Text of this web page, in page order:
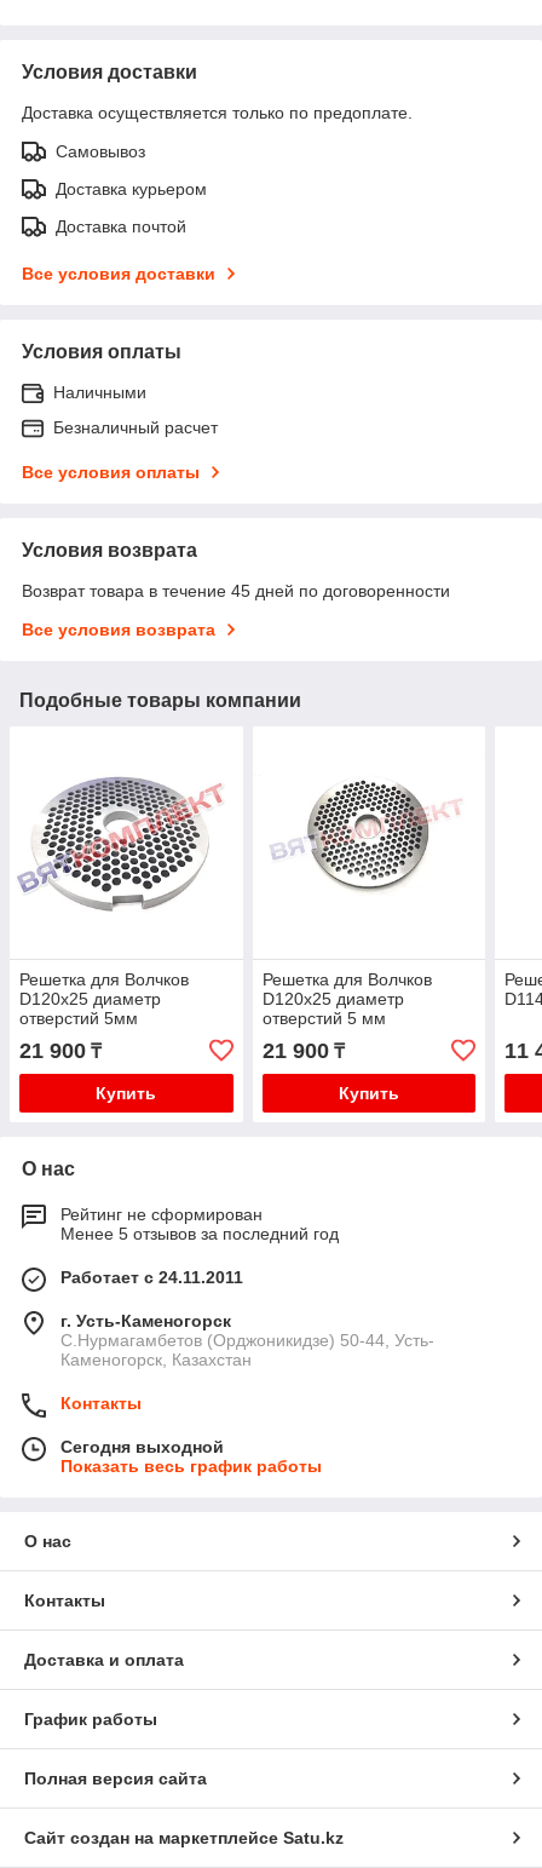
Условия доставки
Доставка осуществляется только по предоплате.
Самовывоз
Доставка курьером
Доставка почтой
Все условия доставки
Условия оплаты
Наличными
Безналичный расчет
Все условия оплаты
Условия возврата
Возврат товара в течение 45 дней по договоренности
Все условия возврата
Подобные товары компании
Решетка для Волчков
D120x25 диаметр
отверстий 5мм
21 900 ₸
Купить
Решетка для Волчков
D120х25 диаметр
отверстий 5 мм
21 900₸
Купить
11
О нас
Рейтинг не сформирован
Менее 5 отзывов за последний год
Работает с 24.11.2011
г. Усть-Каменогорск
С.Нурмагамбетов (Орджоникидзе) 50-44, Усть-
Каменогорск, Казахстан
Контакты
Сегодня выходной
Показать весь график работы
О нас
Контакты
Доставка и оплата
График работы
Полная версия сайта
Сайт создан на маркетплейсе Satu.kz